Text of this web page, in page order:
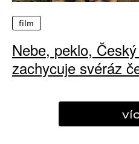
film
Nebe, peklo,
zachycuje svéráz